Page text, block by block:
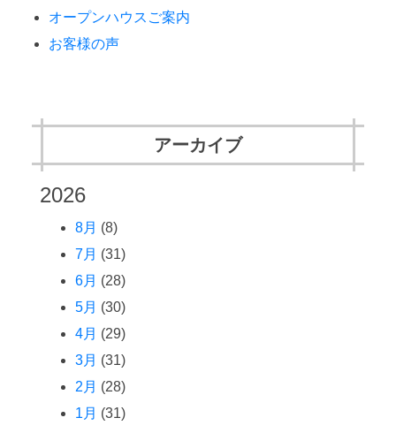
オープンハウスご案内
お客様の声
アーカイブ
2026
8月 (8)
7月 (31)
6月 (28)
5月 (30)
4月 (29)
3月 (31)
2月 (28)
1月 (31)